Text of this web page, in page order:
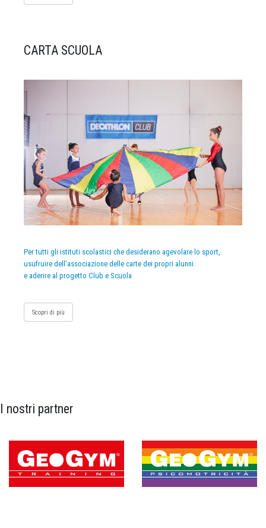
CARTA SCUOLA
Per tutti gli istituti scolastici che desiderano agevolare lo sport,
usufruire dell’associazione delle carte dei propri alunni
e aderire al progetto Club e Scuola
Scopri di più
I nostri partner